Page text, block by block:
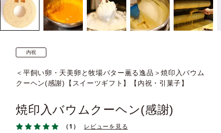
内祝
＜平飼い卵・天美卵と牧場バター薫る逸品＞焼印入バウム
クーヘン(感謝)【スイーツギフト】【内祝・引菓子】
焼印入バウムクーヘン(感謝)
（1） レビューを見る